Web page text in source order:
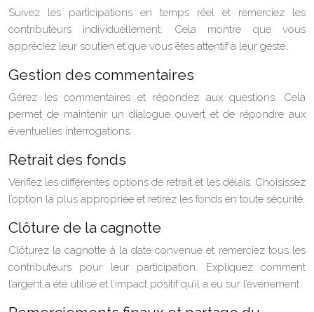
Suivez les participations en temps réel et remerciez les
contributeurs individuellement. Cela montre que vous
appréciez leur soutien et que vous êtes attentif à leur geste.
Gestion des commentaires
Gérez les commentaires et répondez aux questions. Cela
permet de maintenir un dialogue ouvert et de répondre aux
éventuelles interrogations.
Retrait des fonds
Vérifiez les différentes options de retrait et les délais. Choisissez
l’option la plus appropriée et retirez les fonds en toute sécurité.
Clôture de la cagnotte
Clôturez la cagnotte à la date convenue et remerciez tous les
contributeurs pour leur participation. Expliquez comment
l’argent a été utilisé et l’impact positif qu’il a eu sur l’événement.